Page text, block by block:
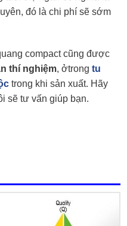
đó là chi phí sẽ sớm
compact cũng được
thí nghiệm, ởtrong tu
trong khi sản xuất. Hãy
sẽ tư vấn giúp bạn.